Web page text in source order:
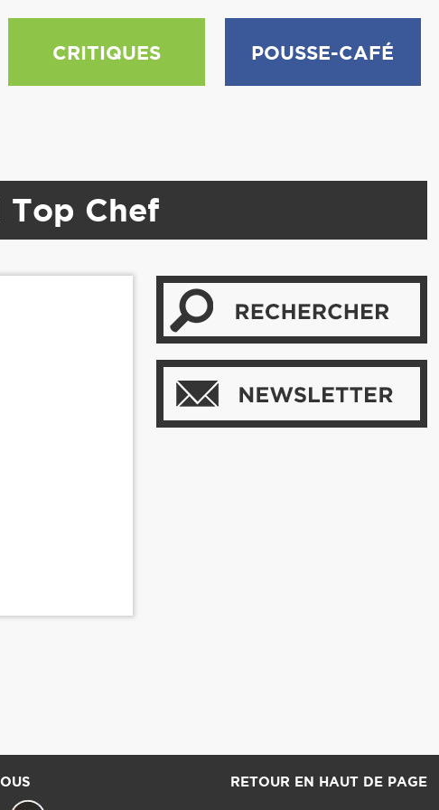
CRITIQUES POUSSE-CAFÉ
Top Chef
RETOUR EN HAUT DE PAGE